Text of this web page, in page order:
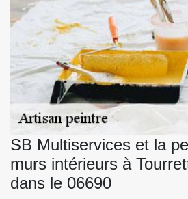
SB Multiservices et la
murs intérieurs à
dans le 06690